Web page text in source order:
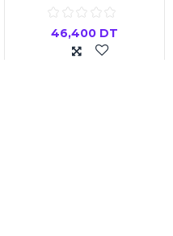
46,400 DT